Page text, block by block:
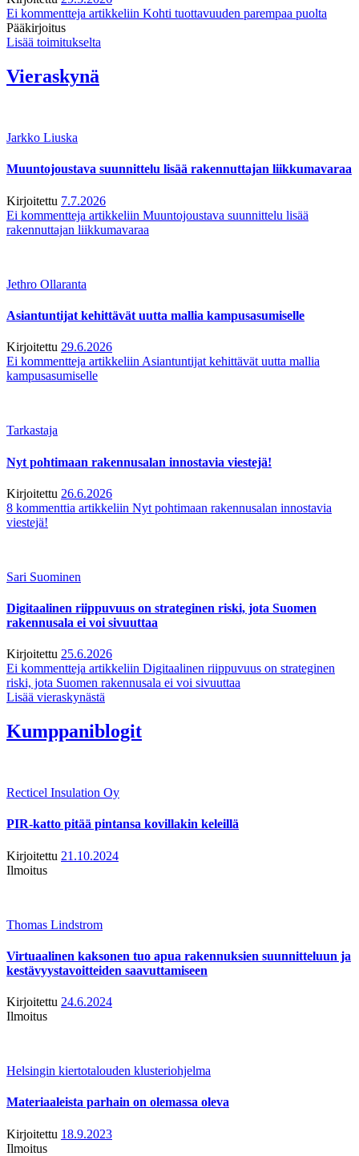
Ei kommentteja artikkeliin Kohti tuottavuuden parempaa puolta
Pääkirjoitus
Lisää toimitukselta
Vieraskynä
Jarkko Liuska
Muuntojoustava suunnittelu lisää rakennuttajan liikkumavaraa
Kirjoitettu 7.7.2026
Ei kommentteja artikkeliin Muuntojoustava suunnittelu lisää
rakennuttajan liikkumavaraa
Jethro Ollaranta
Asiantuntijat kehittävät uutta mallia kampusasumiselle
Kirjoitettu 29.6.2026
Ei kommentteja artikkeliin Asiantuntijat kehittävät uutta mallia
kampusasumiselle
Tarkastaja
Nyt pohtimaan rakennusalan innostavia viestejä!
Kirjoitettu 26.6.2026
8 kommenttia artikkeliin Nyt pohtimaan rakennusalan innostavia
viestejä!
Sari Suominen
Digitaalinen riippuvuus on strateginen riski, jota Suomen
rakennusala ei voi sivuuttaa
Kirjoitettu 25.6.2026
Ei kommentteja artikkeliin Digitaalinen riippuvuus on strateginen
riski, jota Suomen rakennusala ei voi sivuuttaa
Lisää vieraskynästä
Kumppaniblogit
Recticel Insulation Oy
PIR-katto pitää pintansa kovillakin keleillä
Kirjoitettu 21.10.2024
Ilmoitus
Thomas Lindstrom
Virtuaalinen kaksonen tuo apua rakennuksien suunnitteluun ja
kestävyystavoitteiden saavuttamiseen
Kirjoitettu 24.6.2024
Ilmoitus
Helsingin kiertotalouden klusteriohjelma
Materiaaleista parhain on olemassa oleva
Kirjoitettu 18.9.2023
Ilmoitus